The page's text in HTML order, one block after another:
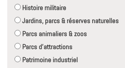
Histoire militaire
Jardins, parcs & réserves naturelles
Parcs animaliers & zoos
Parcs d'attractions
Patrimoine industriel